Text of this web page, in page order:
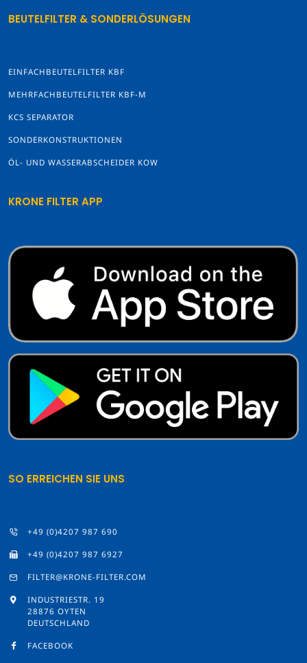
BEUTELFILTER & SONDERLÖSUNGEN
EINFACHBEUTELFILTER KBF
MEHRFACHBEUTELFILTER KBF-M
KCS SEPARATOR
SONDERKONSTRUKTIONEN
ÖL- UND WASSERABSCHEIDER KOW
KRONE FILTER APP
SO ERREICHEN SIE UNS
+49 (0)4207 987 690
+49 (0)4207 987 6927
FILTER@KRONE-FILTER.COM
INDUSTRIESTR. 19
28876 OYTEN
DEUTSCHLAND
FACEBOOK